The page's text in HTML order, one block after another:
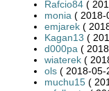
Rafcio84 (
monia ( 2018-
emjarek (
Kagan13 (
d000pa (
wiaterek (
ols ( 2018-05-
muchu15 (